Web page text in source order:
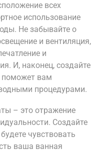
всех
использование
Не забывайте о
и вентиляция,
и
И, наконец, создайте
поможет вам
процедурами.
– это отражение
Создайте
чувствовать
ваша ванная